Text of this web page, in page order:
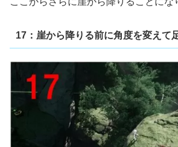
17：崖から降りる前に角度を変えて